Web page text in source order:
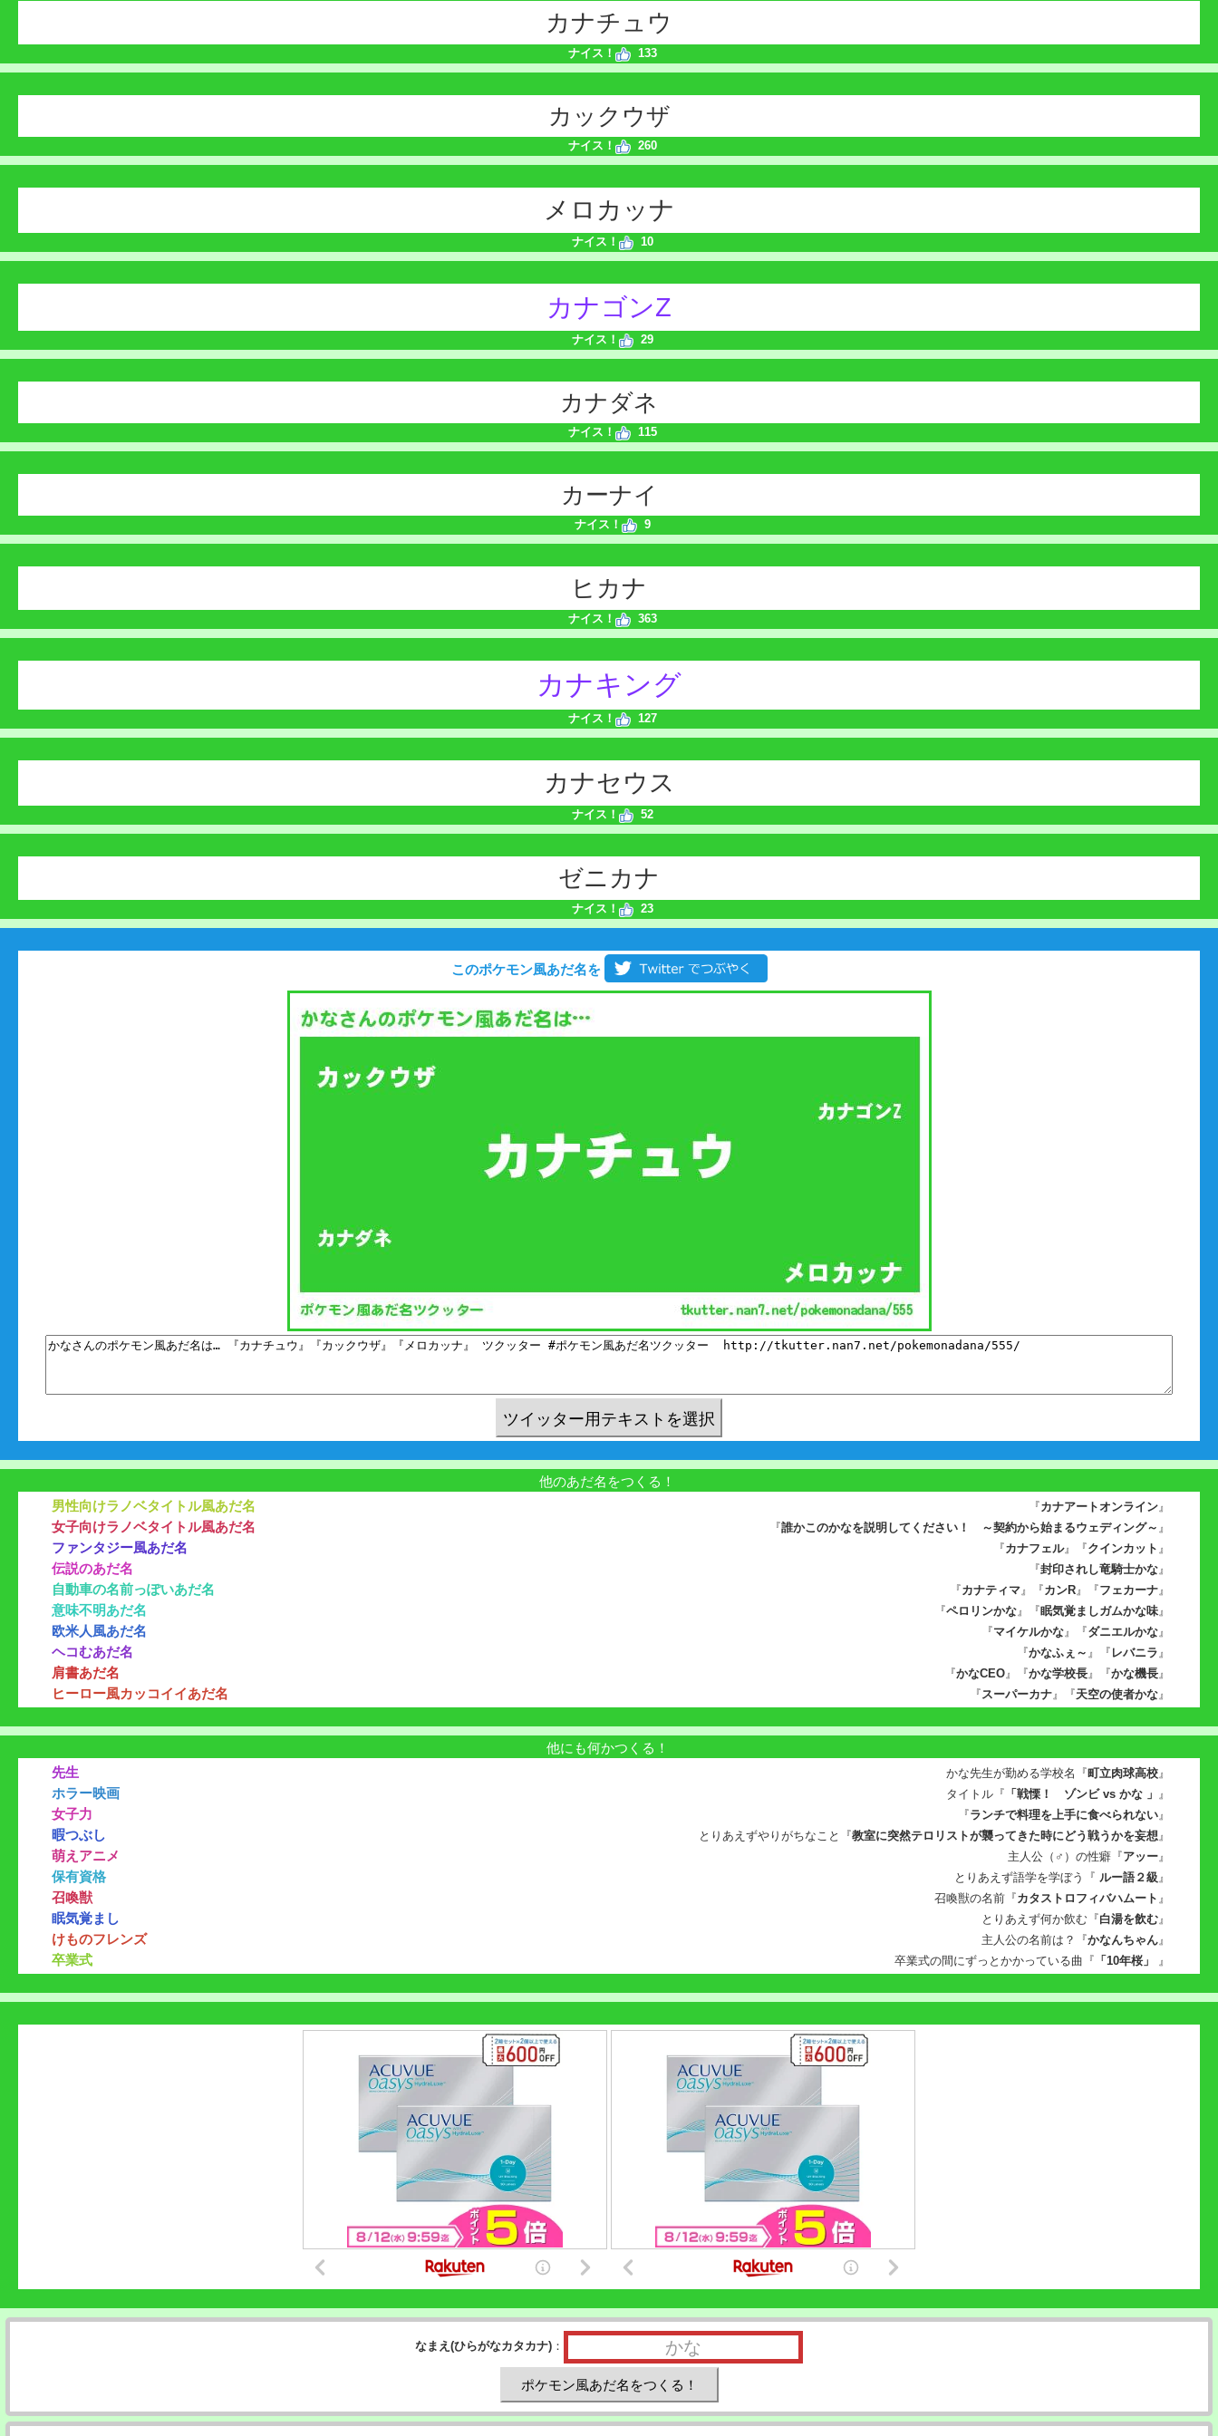
カナチュウ
ナイス！ 133
カックウザ
ナイス！ 260
メロカッナ
ナイス！ 10
カナゴンZ
ナイス！ 29
カナダネ
ナイス！ 115
カーナイ
ナイス！ 9
ヒカナ
ナイス！ 363
カナキング
ナイス！ 127
カナセウス
ナイス！ 52
ゼニカナ
ナイス！ 23
このポケモン風あだ名を
他のあだ名をつくる！
男性向けラノベタイトル風あだ名
『カナアートオンライン 』
女子向けラノベタイトル風あだ名 『誰かこのかなを説明してください！ ～契約から始まるウェディング～ 』
ファンタジー風あだ名 『カナフェル』『クインカット 』
伝説のあだ名 『封印されし竜騎士かな 』
自動車の名前っぽいあだ名 『カナティマ 』『カンR 』『フェカーナ 』
意味不明あだ名 『ペロリンかな 』『眠気覚ましガムかな味 』
欧米人風あだ名 『マイケルかな 』『ダニエルかな 』
ヘコむあだ名 『かなふぇ～ 』『 レバニラ 』
肩書あだ名 『かなCEO 』『かな学校長 』『かな機長 』
ヒーロー風カッコイイあだ名 『 スーパーカナ 』『天空の使者かな 』
他にも何かつくる！
先生
かな先生が勤める学校名『町立肉球高校 』
ホラー映画 タイトル『 「戦慄！ ゾンビ vs かな 」 』
女子力 『ランチで料理を上手に食べられない 』
暇つぶし とりあえずやりがちなこと『教室に突然テロリストが襲ってきた時にどう戦うかを妄想 』
萌えアニメ 主人公（♂）の性癖『アッー 』
保有資格 とりあえず語学を学ぼう『 ルー語２級 』
召喚獣 召喚獣の名前『カタストロフィバハムート 』
眠気覚まし とりあえず何か飲む『白湯を飲む 』
けものフレンズ 主人公の名前は？『かなんちゃん 』
卒業式 卒業式の間にずっとかかっている曲『 「10年桜」 』
なまえ(ひらがなカタカナ) ：